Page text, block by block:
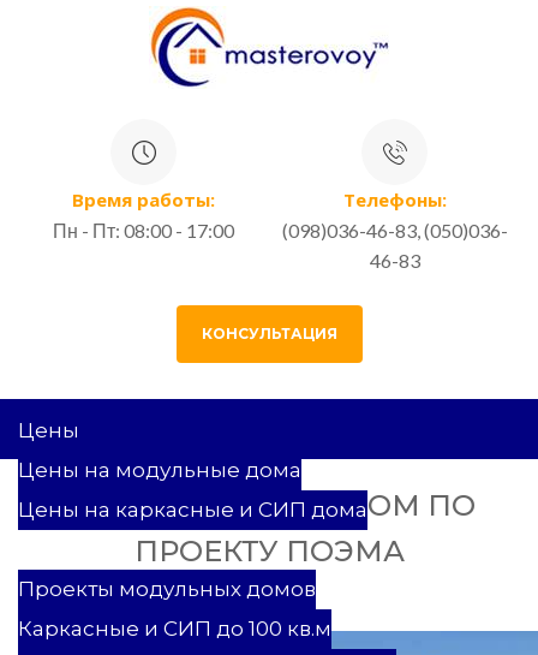
Время работы:
Пн - Пт: 08:00 - 17:00
Телефоны:
(098)036-46-83, (050)036-
46-83
КОНСУЛЬТАЦИЯ
Цены
Цены на модульные дома
Цены на каркасные и СИП дома
Проекты модульных домов
Каркасные и СИП до 100 кв.м
ОТЗЫВ ОЛЕГА НА ДОМ ПО
ПРОЕКТУ ПОЭМА